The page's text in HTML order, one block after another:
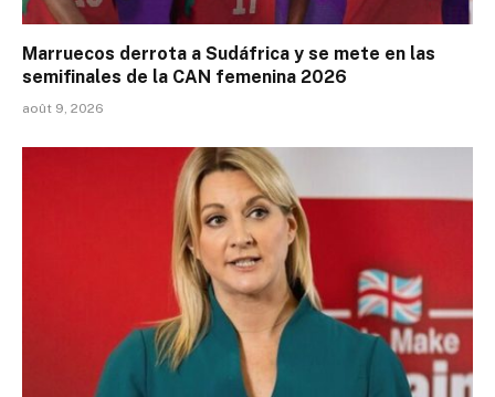
Marruecos derrota a Sudáfrica y se mete en las
semifinales de la CAN femenina 2026
août 9, 2026